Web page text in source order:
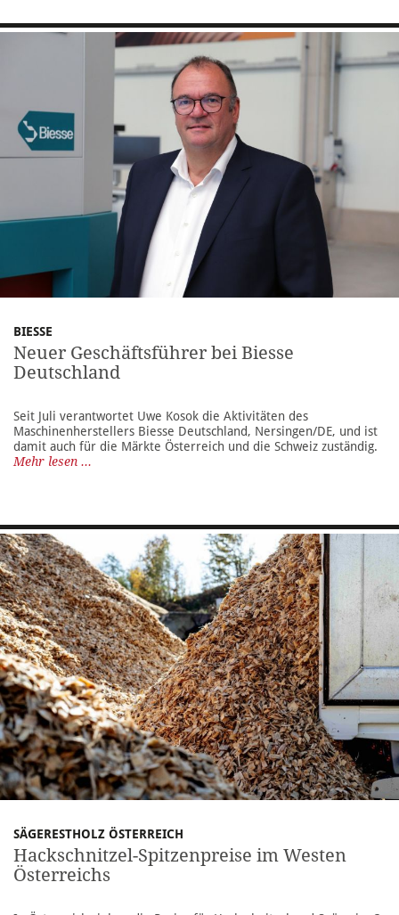
BIESSE
Neuer Geschäftsführer bei Biesse
Deutschland
Seit Juli verantwortet Uwe Kosok die Aktivitäten des
Maschinenherstellers Biesse Deutschland, Nersingen/DE, und ist
damit auch für die Märkte Österreich und die Schweiz zuständig.
Mehr lesen ...
SÄGERESTHOLZ ÖSTERREICH
Hackschnitzel-Spitzenpreise im Westen
Österreichs